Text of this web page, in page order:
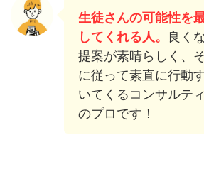
生徒さんの可能性を
してくれる人。
良く
提案が素晴らしく、
に従って素直に行動
いてくるコンサルテ
のプロです！